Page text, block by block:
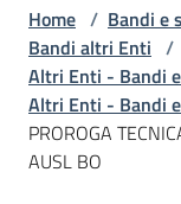
L'Agenzia
Home / Bandi e
Bandi altri Enti /
Altri Enti - Bandi
Altri Enti - Bandi e
PROROGA
AUSL BO